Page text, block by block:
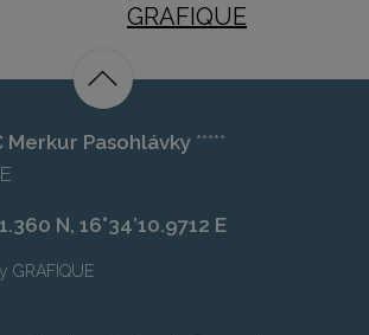
GRAFIQUE
Merkur Pasohlávky *****
N, 16°34’10.9712 E
GRAFIQUE